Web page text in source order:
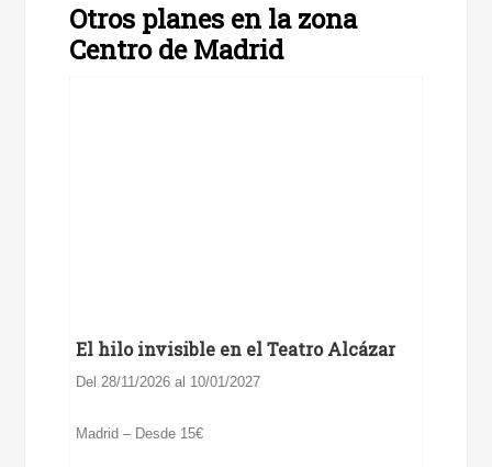
Otros planes en la zona
Centro de Madrid
El hilo invisible en el Teatro Alcázar
Del 28/11/2026 al 10/01/2027
Madrid – Desde 15€